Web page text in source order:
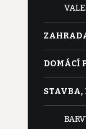
DOMÁCÍ
STAVBA,